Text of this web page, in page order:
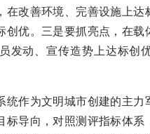
在改善环境、完善设施上达
创优。三是要抓亮点，在载
发动、宣传造势上达标创
作为文明城市创建的主力
标导向，对照测评指标体系